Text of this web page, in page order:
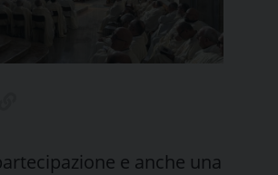
e anche una